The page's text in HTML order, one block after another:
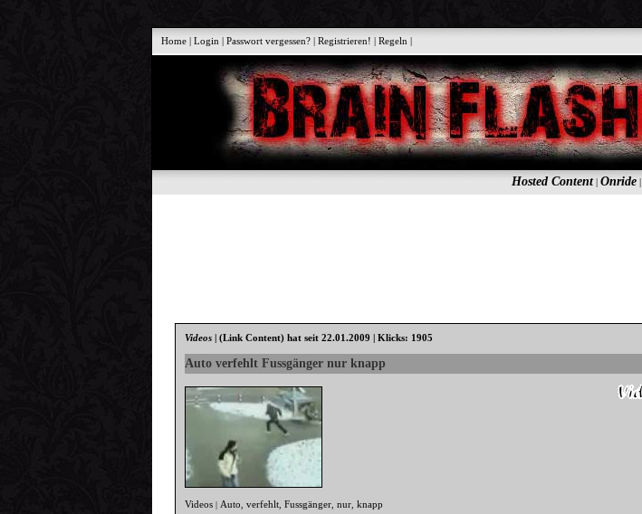
Home |Login |Passwort vergessen? |Registrieren! |Regeln |
Hosted Content| Onride|
Videos |(Link Content) hat seit 22.01.2009 | Klicks: 1905
Auto verfehlt Fussgänger nur knapp
Videos | Auto ,verfehlt ,Fussgänger ,nur ,knapp